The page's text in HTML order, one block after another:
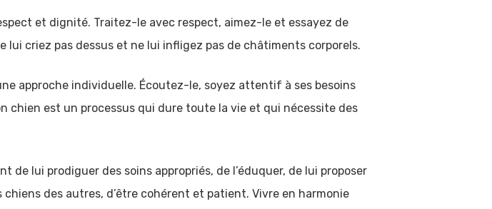
et dignité. Traitez-le avec respect, aimez-le et essayez de
lui criez pas dessus et ne lui infligez pas de châtiments corporels.
approche individuelle. Écoutez-le, soyez attentif à ses besoins
chien est un processus qui dure toute la vie et qui nécessite des
de lui prodiguer des soins appropriés, de l’éduquer, de lui proposer
des autres, d’être cohérent et patient. Vivre en harmonie